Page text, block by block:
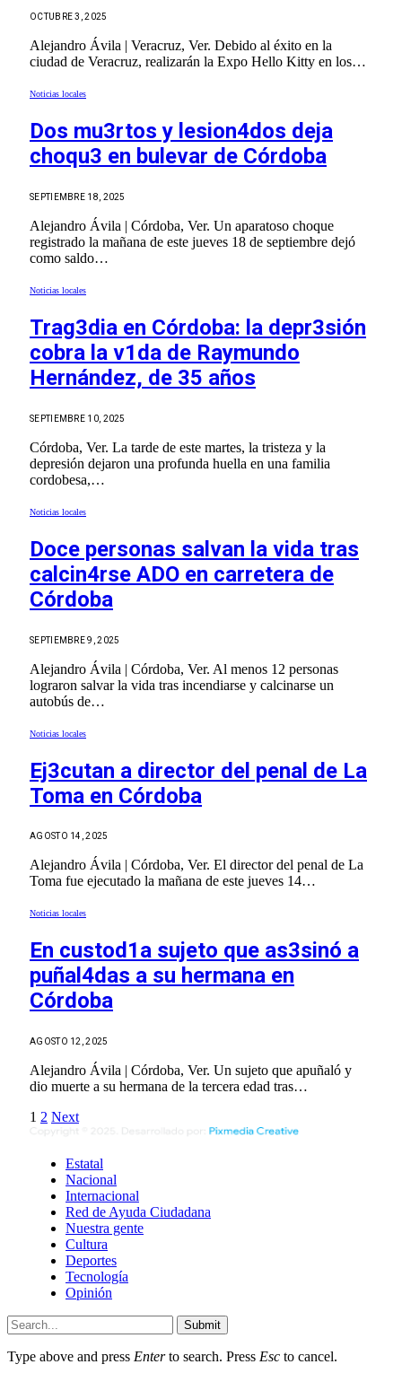
OCTUBRE 3, 2025
Alejandro Ávila | Veracruz, Ver. Debido al éxito en la
ciudad de Veracruz, realizarán la Expo Hello Kitty en los…
Noticias locales
Dos mu3rtos y lesion4dos deja
choqu3 en bulevar de Córdoba
SEPTIEMBRE 18, 2025
Alejandro Ávila | Córdoba, Ver. Un aparatoso choque
registrado la mañana de este jueves 18 de septiembre dejó
como saldo…
Noticias locales
Trag3dia en Córdoba: la depr3sión
cobra la v1da de Raymundo
Hernández, de 35 años
SEPTIEMBRE 10, 2025
Córdoba, Ver. La tarde de este martes, la tristeza y la
depresión dejaron una profunda huella en una familia
cordobesa,…
Noticias locales
Doce personas salvan la vida tras
calcin4rse ADO en carretera de
Córdoba
SEPTIEMBRE 9, 2025
Alejandro Ávila | Córdoba, Ver. Al menos 12 personas
lograron salvar la vida tras incendiarse y calcinarse un
autobús de…
Noticias locales
Ej3cutan a director del penal de La
Toma en Córdoba
AGOSTO 14, 2025
Alejandro Ávila | Córdoba, Ver. El director del penal de La
Toma fue ejecutado la mañana de este jueves 14…
Noticias locales
En custod1a sujeto que as3sinó a
puñal4das a su hermana en
Córdoba
AGOSTO 12, 2025
Alejandro Ávila | Córdoba, Ver. Un sujeto que apuñaló y
dio muerte a su hermana de la tercera edad tras…
1 2 Next
Estatal
Nacional
Internacional
Red de Ayuda Ciudadana
Nuestra gente
Cultura
Deportes
Tecnología
Opinión
Submit
Type above and press Enterto search. Press Esc to cancel.